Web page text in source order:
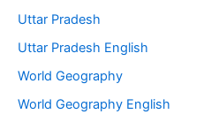
Uttar Pradesh
Uttar Pradesh English
World Geography
World Geography English